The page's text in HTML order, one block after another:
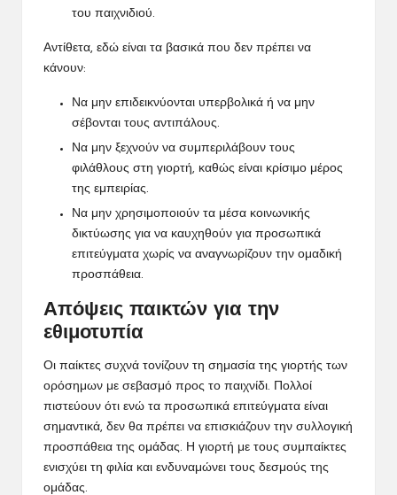
του παιχνιδιού.
Αντίθετα, εδώ είναι τα βασικά που δεν πρέπει να
κάνουν:
Να μην επιδεικνύονται υπερβολικά ή να μην
σέβονται τους αντιπάλους.
Να μην ξεχνούν να συμπεριλάβουν τους
φιλάθλους στη γιορτή, καθώς είναι κρίσιμο μέρος
της εμπειρίας.
Να μην χρησιμοποιούν τα μέσα κοινωνικής
δικτύωσης για να καυχηθούν για προσωπικά
επιτεύγματα χωρίς να αναγνωρίζουν την ομαδική
προσπάθεια.
Απόψεις παικτών για την
εθιμοτυπία
Οι παίκτες συχνά τονίζουν τη σημασία της γιορτής των
ορόσημων με σεβασμό προς το παιχνίδι. Πολλοί
πιστεύουν ότι ενώ τα προσωπικά επιτεύγματα είναι
σημαντικά, δεν θα πρέπει να επισκιάζουν την συλλογική
προσπάθεια της ομάδας. Η γιορτή με τους συμπαίκτες
ενισχύει τη φιλία και ενδυναμώνει τους δεσμούς της
ομάδας.